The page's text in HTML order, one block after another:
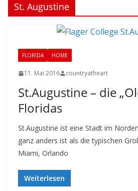
St. Augustine
FLORIDA HOME
11. Mai 2016 countryatheart
St.Augustine – die
Floridas
St.Augustine ist eine Stadt im
ganz anders ist als die typischen
Miami, Orlando
Weiterlesen